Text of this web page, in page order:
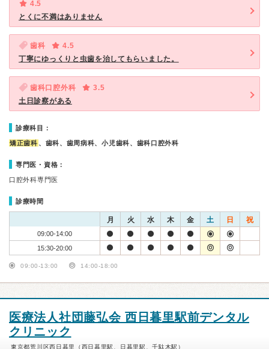
4.5
とくに不満はありません
歯科
4.5
丁寧にゆっくりと虫歯を治してもらいました。
歯科口腔外科
3.5
土日診察がある
診療科目：
矯正歯科 、歯科、歯周病科、小児歯科、歯科口腔外科
専門医・資格：
口腔外科専門医
診療時間
月 火 水 木 金 土 日 祝
09:00-14:00
15:30-20:00
09:00-13:00 14:00-18:00
医療法人社団藤弘会 西日暮里駅前デンタル
クリニック
東京都荒川区西日暮里（西日暮里駅、日暮里駅、千駄木駅）